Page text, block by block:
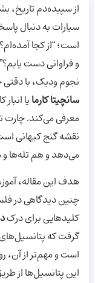
از سپیده‌دم تاریخ،
سیارات به دنبال
است؛ “از کجا
و فراوانی دست
نجوم ودیک، با دقتی
سانچیتا کارمایا
معرفی می‌کند.
نقشه گنج کیهانی
می‌دهد و هم تله‌ها و
هدف این مقاله،
چنین دیدگاهی در
کلیدهایی برای درک
گرفت که
است و مهم‌تر از
این پتانسیل‌ها از